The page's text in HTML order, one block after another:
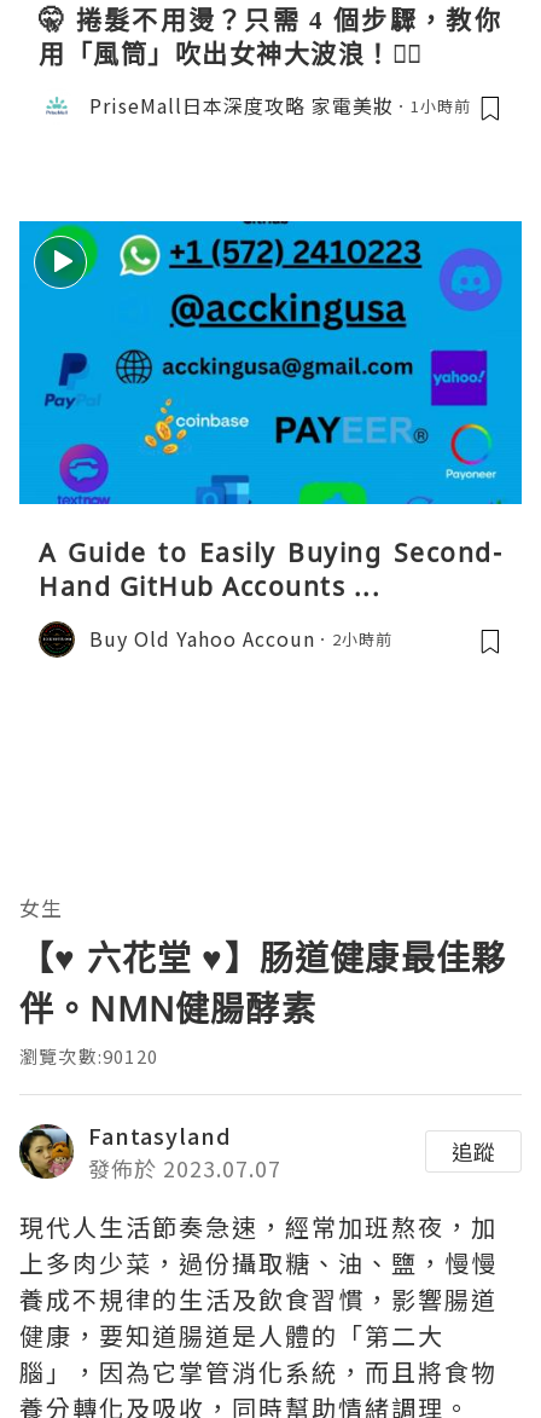
🤫 捲髮不用燙？只需 4 個步驟，教你
用「風筒」吹出女神大波浪！💇‍♀️
PriseMall日本深度攻略 家電美妝 1小時前
A Guide to Easily Buying Second-
Hand GitHub Accounts ...
Buy Old Yahoo Accoun 2小時前
女生
【♥ 六花堂 ♥】肠道健康最佳夥
伴。NMN健腸酵素
瀏覽次數:90120
Fantasyland
發佈於 2023.07.07
追蹤
現代人生活節奏急速，經常加班熬夜，加
上多肉少菜，過份攝取糖、油、鹽，慢慢
養成不規律的生活及飲食習慣，影響腸道
健康，要知道腸道是人體的「第二大
腦」，因為它掌管消化系統，而且將食物
養分轉化及吸收，同時幫助情緒調理。